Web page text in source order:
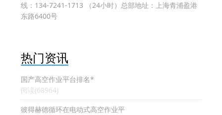
线：134-7241-1713 （24小时）总部地址：上海青浦盈港
东路6400号
热门资讯
国产高空作业平台排名*
阅读(68964)
彼得赫德循环在电动式高空作业平